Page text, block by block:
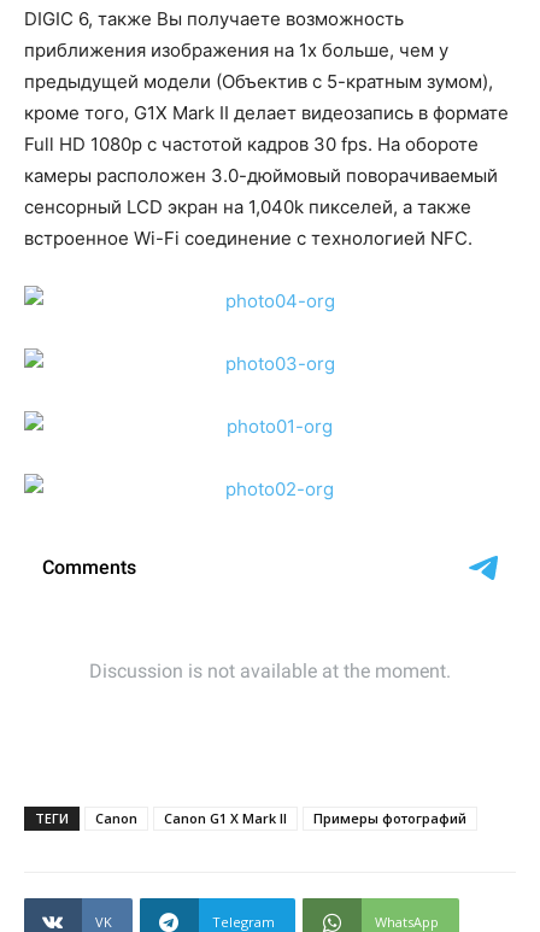
DIGIC 6, также Вы получаете возможность
приближения изображения на 1x больше, чем у
предыдущей модели (Объектив с 5-кратным зумом),
кроме того, G1X Mark II делает видеозапись в формате
Full HD 1080p с частотой кадров 30 fps. На обороте
камеры расположен 3.0-дюймовый поворачиваемый
сенсорный LCD экран на 1,040k пикселей, а также
встроенное Wi-Fi соединение с технологией NFC.
ТЕГИ Canon Canon G1 X Mark II Примеры фотографий
VK Telegram WhatsApp